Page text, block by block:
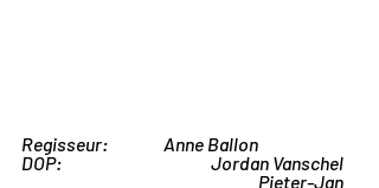
Regisseur: 		Anne Ballon
DOP: 				Jordan Vanschel